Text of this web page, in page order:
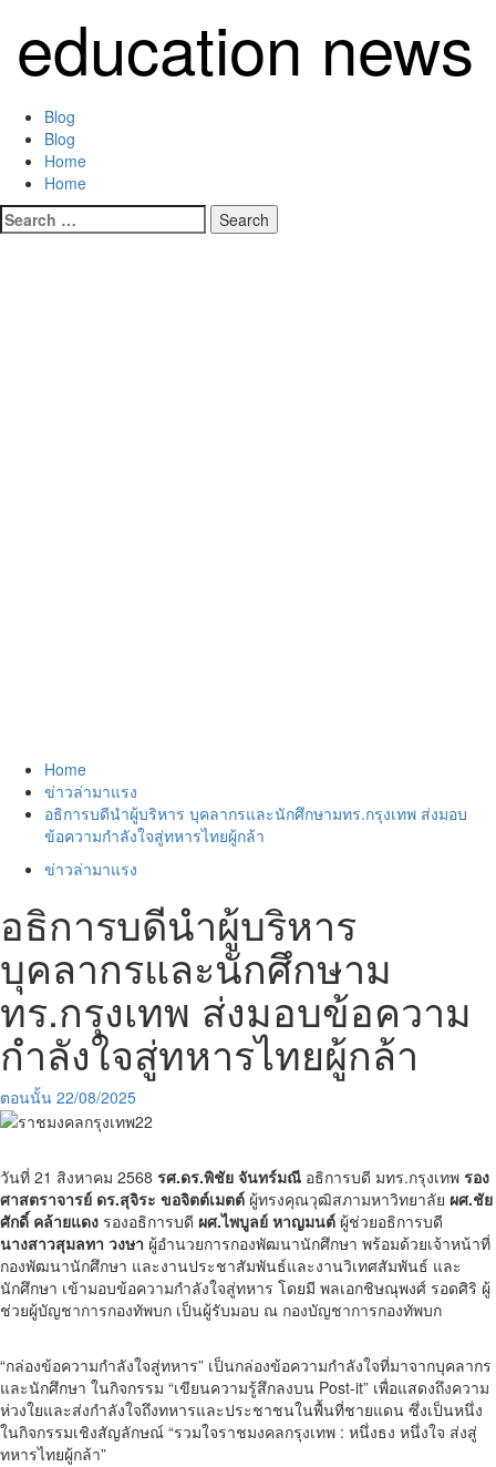
content
education news
Primary
Menu
Blog
Blog
Home
Home
Search
for:
Home
ข่าวล่ามาแรง
อธิการบดีนำผู้บริหาร บุคลากรและนักศึกษามทร.กรุงเทพ ส่งมอบ
ข้อความกำลังใจสู่ทหารไทยผู้กล้า
ข่าวล่ามาแรง
อธิการบดีนำผู้บริหาร
บุคลากรและนักศึกษาม
ทร.กรุงเทพ ส่งมอบข้อความ
กำลังใจสู่ทหารไทยผู้กล้า
ตอนนั้น 22/08/2025
วันที่ 21 สิงหาคม 2568 รศ.ดร.พิชัย จันทร์มณี อธิการบดี มทร.กรุงเทพ รอง
ศาสตราจารย์ ดร.สุจิระ ขอจิตต์เมตต์ ผู้ทรงคุณวุฒิสภามหาวิทยาลัย ผศ.ชัย
ศักดิ์ คล้ายแดง รองอธิการบดี ผศ.ไพบูลย์ หาญมนต์ ผู้ช่วยอธิการบดี
นางสาวสุมลทา วงษา ผู้อำนวยการกองพัฒนานักศึกษา พร้อมด้วยเจ้าหน้าที่
กองพัฒนานักศึกษา และงานประชาสัมพันธ์และงานวิเทศสัมพันธ์ และ
นักศึกษา เข้ามอบข้อความกำลังใจสู่ทหาร โดยมี พลเอกชิษณุพงศ์ รอดศิริ ผู้
ช่วยผู้บัญชาการกองทัพบก เป็นผู้รับมอบ ณ กองบัญชาการกองทัพบก
“กล่องข้อความกำลังใจสู่ทหาร” เป็นกล่องข้อความกำลังใจที่มาจากบุคลากร
และนักศึกษา ในกิจกรรม “เขียนความรู้สึกลงบน Post-it” เพื่อแสดงถึงความ
ห่วงใยและส่งกำลังใจถึงทหารและประชาชนในพื้นที่ชายแดน ซึ่งเป็นหนึ่ง
ในกิจกรรมเชิงสัญลักษณ์ “รวมใจราชมงคลกรุงเทพ : หนึ่งธง หนึ่งใจ ส่งสู่
ทหารไทยผู้กล้า”